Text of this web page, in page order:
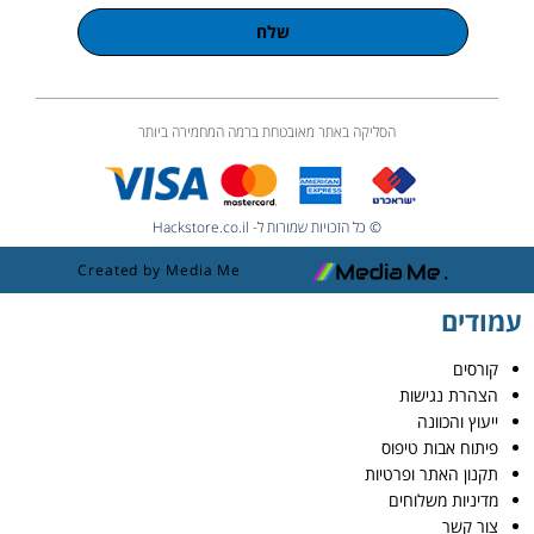
שלח
הסליקה באתר מאובטחת ברמה המחמירה ביותר
© כל הזכויות שמורות ל- Hackstore.co.il
Created by Media Me
עמודים
קורסים
הצהרת נגישות
ייעוץ והכוונה
פיתוח אבות טיפוס
תקנון האתר ופרטיות
מדיניות משלוחים
צור קשר